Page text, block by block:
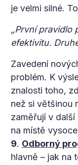
je velmi silné.
„První pravidlo
efektivitu.
Zavedení
problém. K
znalosti toho,
než si většinou
zaměřují v
na místě
9. Odborný
hlavně – jak na